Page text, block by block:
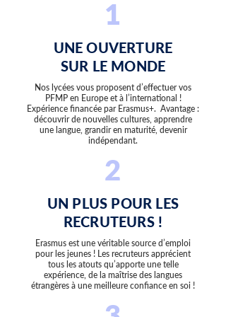
1
UNE OUVERTURE
SUR LE MONDE
Nos lycées vous proposent d’effectuer vos
PFMP en Europe et à l’international !
Expérience financée par Erasmus+. Avantage :
découvrir de nouvelles cultures, apprendre
une langue, grandir en maturité, devenir
indépendant.
2
UN PLUS POUR LES
RECRUTEURS !
Erasmus est une véritable source d’emploi
pour les jeunes ! Les recruteurs apprécient
tous les atouts qu’apporte une telle
expérience, de la maîtrise des langues
étrangères à une meilleure confiance en soi !